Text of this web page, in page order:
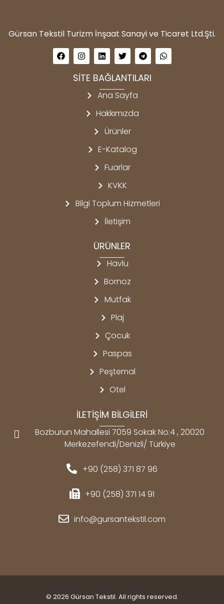
Gürsan Tekstil Turizm İnşaat Sanayi ve Ticaret Ltd.Şti.
SİTE BAĞLANTILARI
Ana Sayfa
Hakkımızda
Ürünler
E-Katalog
Fuarlar
KVKK
Bilgi Toplum Hizmetleri
İletişim
ÜRÜNLER
Havlu
Bornoz
Mutfak
Plaj
Çocuk
Paspas
Peştemal
Otel
İLETİŞİM BİLGİLERİ
Bozburun Mahallesi 7059 Sokak No:4 , 20020
Merkezefendi/Denizli/ Türkiye
+90 (258) 371 87 96
+90 (258) 371 14 91
info@gursantekstil.com
© 2026 Gürsan Tekstil. All rights reserved.